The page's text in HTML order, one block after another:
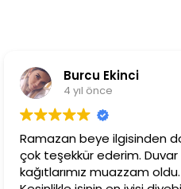
Ekinci
yıl önce
beye ilgisinden dolayı
ederim. Duvar
muazzam oldu.